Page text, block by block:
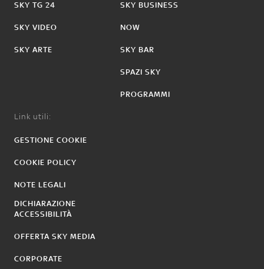
SKY TG 24
SKY VIDEO
SKY ARTE
SKY BUSINESS
NOW
SKY BAR
SPAZI SKY
PROGRAMMI
Link utili:
GESTIONE COOKIE
COOKIE POLICY
NOTE LEGALI
DICHIARAZIONE
ACCESSIBILITÀ
OFFERTA SKY MEDIA
CORPORATE